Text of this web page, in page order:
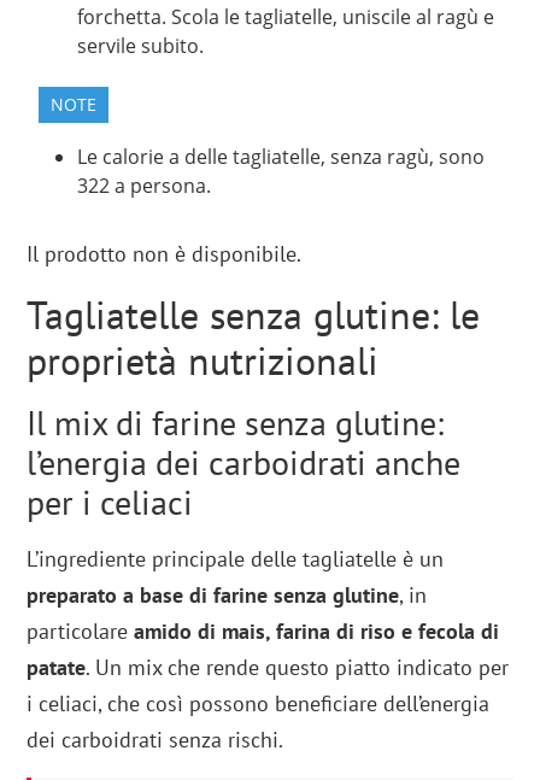
forchetta. Scola le tagliatelle, uniscile al ragù e
servile subito.
NOTE
Le calorie a delle tagliatelle, senza ragù, sono
322 a persona.
Il prodotto non è disponibile.
Tagliatelle senza glutine: le
proprietà nutrizionali
Il mix di farine senza glutine:
l’energia dei carboidrati anche
per i celiaci
L’ingrediente principale delle tagliatelle è un
preparato a base di farine senza glutine, in
particolareamido di mais, farina di riso e fecola di
patate. Un mix che rende questo piatto indicato per
i celiaci, che così possono beneficiare dell’energia
dei carboidrati senza rischi.